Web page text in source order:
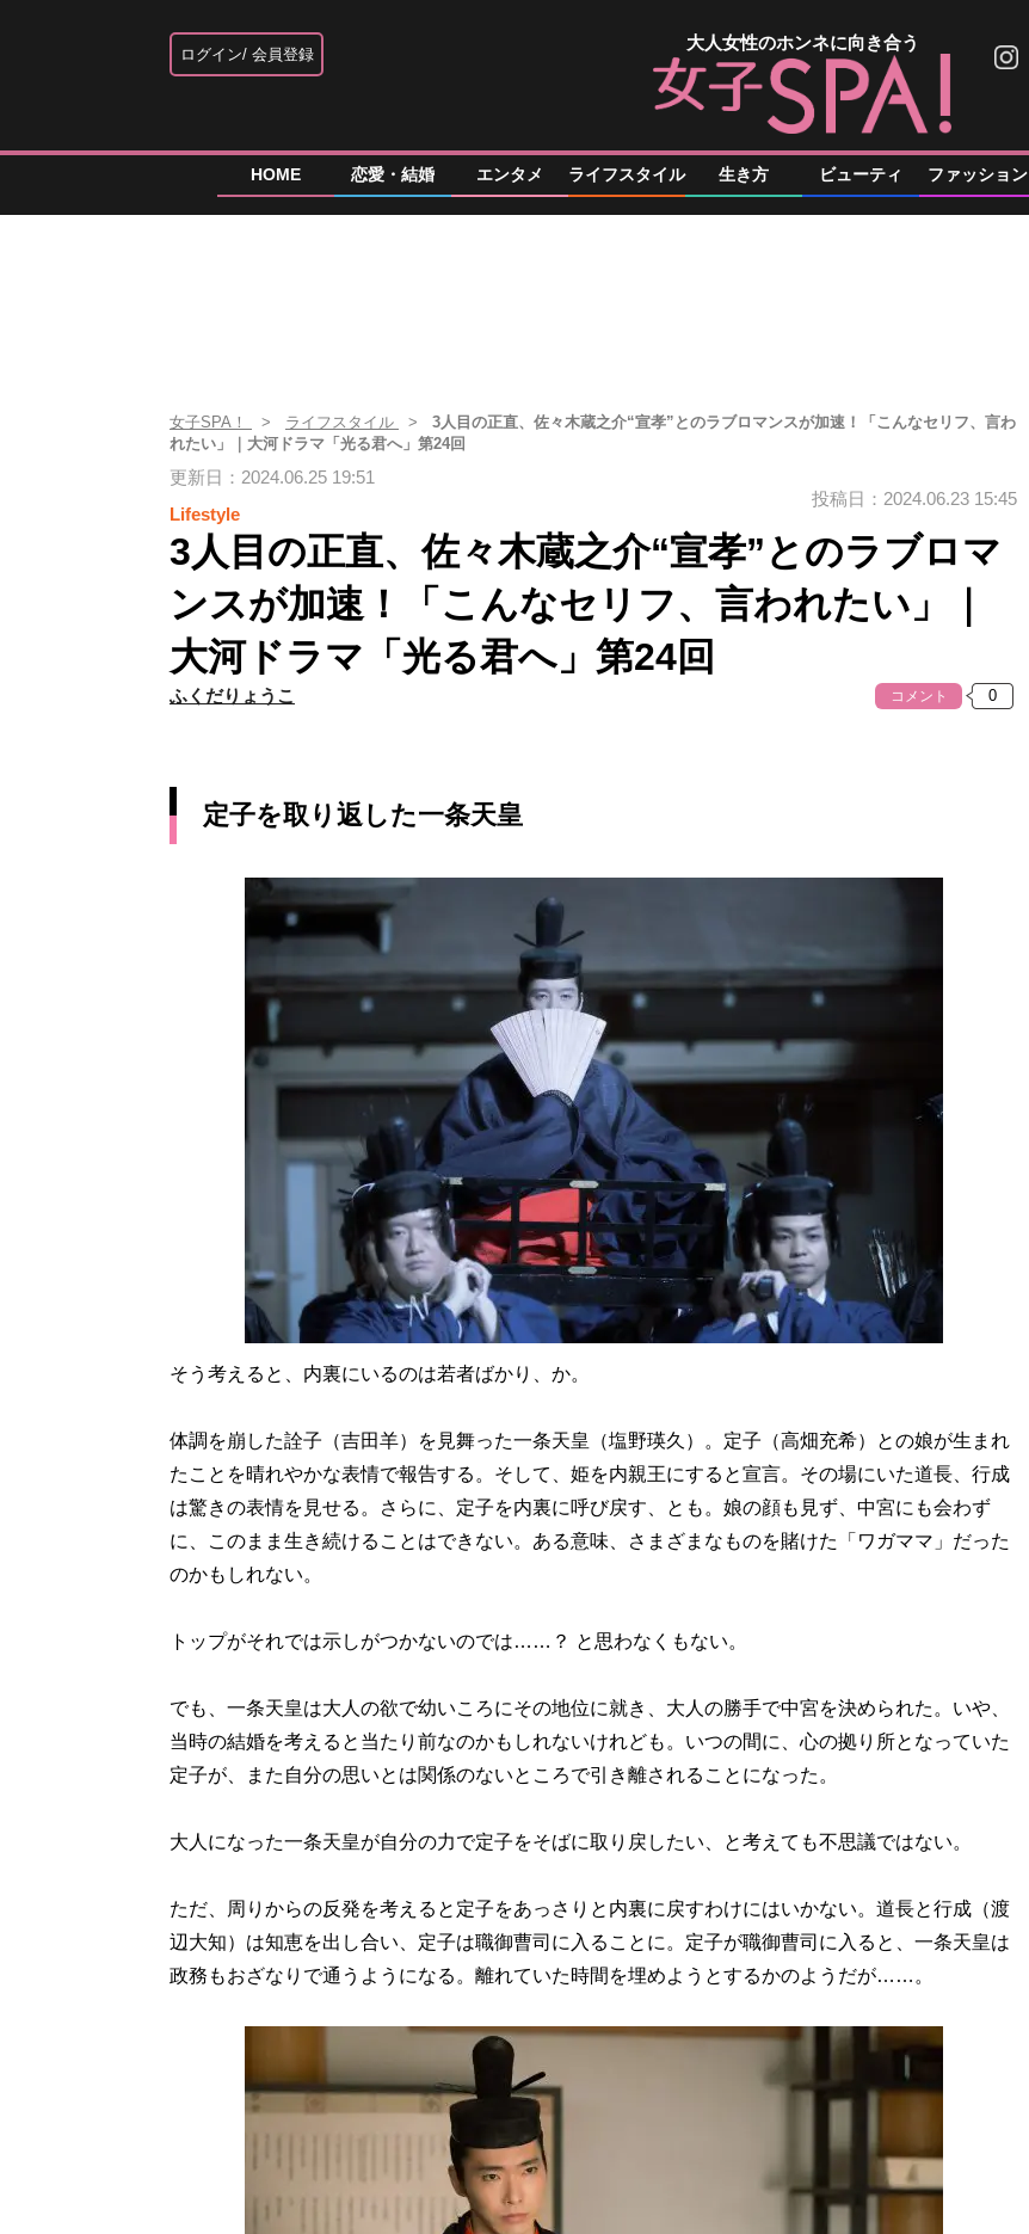
ログイン 会員登録
大人女性のホンネに向き合う
HOME 恋愛・結婚 エンタメ ライフスタイル 生き方 ビューティ ファッション
女子SPA！ ライフスタイル
3人目の正直、佐々木蔵之介“宣孝”とのラブロマンスが加速！「こんなセリフ、言わ
れたい」｜大河ドラマ「光る君へ」第24回
更新日：2024.06.25 19:51
Lifestyle
投稿日：2024.06.23 15:45
3人目の正直、佐々木蔵之介“宣孝”とのラブロマ
ンスが加速！「こんなセリフ、言われたい」｜
大河ドラマ「光る君へ」第24回
ふくだりょうこ コメント
定子を取り返した一条天皇
そう考えると、内裏にいるのは若者ばかり、か。
体調を崩した詮子（吉田羊）を見舞った一条天皇（塩野瑛久）。定子（高畑充希）との娘が生まれ
たことを晴れやかな表情で報告する。そして、姫を内親王にすると宣言。その場にいた道長、行成
は驚きの表情を見せる。さらに、定子を内裏に呼び戻す、とも。娘の顔も見ず、中宮にも会わず
に、このまま生き続けることはできない。ある意味、さまざまなものを賭けた「ワガママ」だった
のかもしれない。
トップがそれでは示しがつかないのでは……？ と思わなくもない。
でも、一条天皇は大人の欲で幼いころにその地位に就き、大人の勝手で中宮を決められた。いや、
当時の結婚を考えると当たり前なのかもしれないけれども。いつの間に、心の拠り所となっていた
定子が、また自分の思いとは関係のないところで引き離されることになった。
大人になった一条天皇が自分の力で定子をそばに取り戻したい、と考えても不思議ではない。
ただ、周りからの反発を考えると定子をあっさりと内裏に戻すわけにはいかない。道長と行成（渡
辺大知）は知恵を出し合い、定子は職御曹司に入ることに。定子が職御曹司に入ると、一条天皇は
政務もおざなりで通うようになる。離れていた時間を埋めようとするかのようだが……。